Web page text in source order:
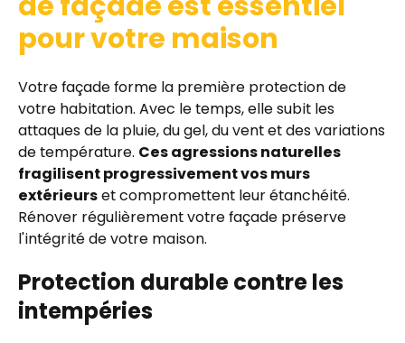
pour votre maison
Votre façade forme la première protection de
votre habitation. Avec le temps, elle subit les
attaques de la pluie, du gel, du vent et des variations
de température. Ces agressions naturelles
fragilisent progressivement vos murs
extérieurset compromettent leur étanchéité.
Rénover régulièrement votre façade préserve
l'intégrité de votre maison.
Protection durable contre les
intempéries